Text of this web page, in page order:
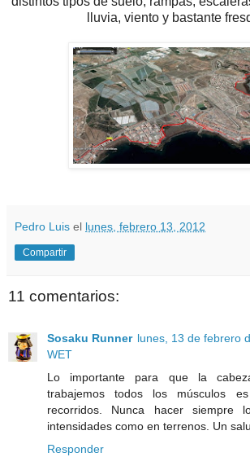
lluvia, viento y bastante
Pedro Luis el lunes, febrero 13, 2012
Compartir
11 comentarios:
Sosaku Runner lunes, 13 de febrero
WET
Lo importante para que la
trabajemos todos los músculos
recorridos. Nunca hacer siempre
intensidades como en terrenos. Un
Responder